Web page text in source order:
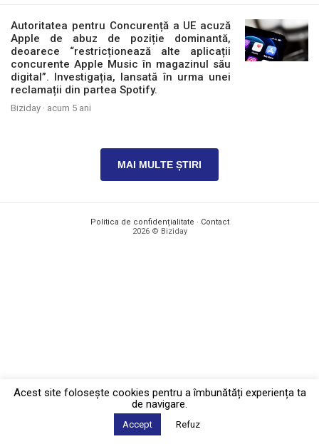
Autoritatea pentru Concurență a UE acuză
Apple de abuz de poziție dominantă,
deoarece “restricționează alte aplicații
concurente Apple Music în magazinul său
digital”. Investigația, lansată în urma unei
reclamații din partea Spotify.
Biziday · acum 5 ani
MAI MULTE ȘTIRI
Politica de confidențialitate · Contact
2026 © Biziday
Acest site foloseşte cookies pentru a îmbunătăți experiența ta
de navigare.
Accept Refuz